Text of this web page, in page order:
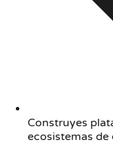
Construyes
ecosistemas